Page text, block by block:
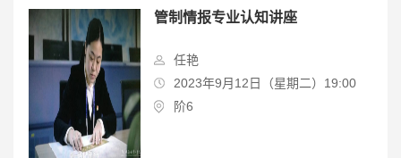
管制情报专业认知讲座
任艳
2023年9月12日（星期二）19:00
阶6